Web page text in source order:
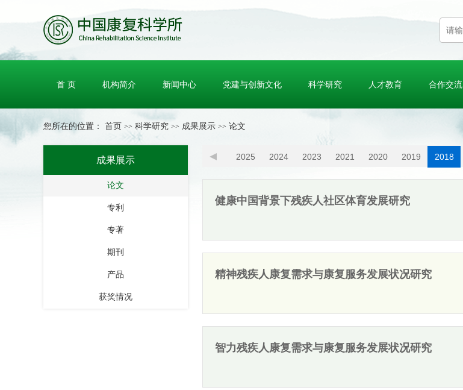
首 页 机构简介 新闻中心 党建与创新文化 科学研究 人才教育 合作交流
您所在的位置： 首页 >> 科学研究 >> 成果展示 >> 论文
成果展示
论文
专利
专著
期刊
产品
获奖情况
2025 2024 2023 2021 2020 2019 2018
健康中国背景下残疾人社区体育发展研究
精神残疾人康复需求与康复服务发展状况研究
智力残疾人康复需求与康复服务发展状况研究